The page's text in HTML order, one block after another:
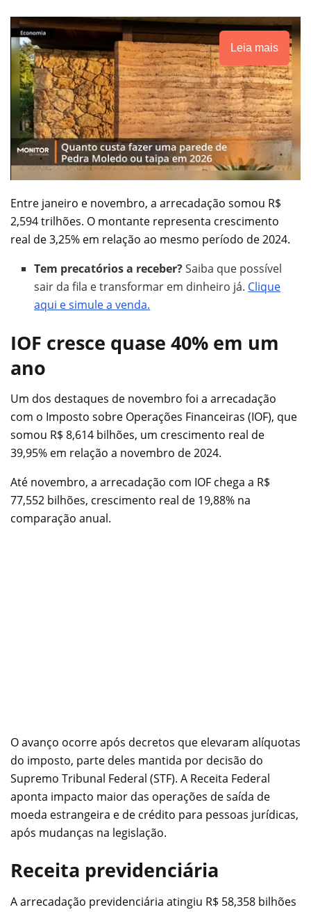
Leia mais
Entre janeiro e novembro, a arrecadação somou R$
2,594 trilhões. O montante representa crescimento
real de 3,25% em relação ao mesmo período de 2024.
Tem precatórios a receber?Saiba que possível
sair da fila e transformar em dinheiro já. Clique
aqui e simule a venda.
IOF cresce quase 40% em um
ano
Um dos destaques de novembro foi a arrecadação
com o Imposto sobre Operações Financeiras (IOF), que
somou R$ 8,614 bilhões, um crescimento real de
39,95% em relação a novembro de 2024.
Até novembro, a arrecadação com IOF chega a R$
77,552 bilhões, crescimento real de 19,88% na
comparação anual.
O avanço ocorre após decretos que elevaram alíquotas
do imposto, parte deles mantida por decisão do
Supremo Tribunal Federal (STF). A Receita Federal
aponta impacto maior das operações de saída de
moeda estrangeira e de crédito para pessoas jurídicas,
após mudanças na legislação.
Receita previdenciária
A arrecadação previdenciária atingiu R$ 58,358 bilhões